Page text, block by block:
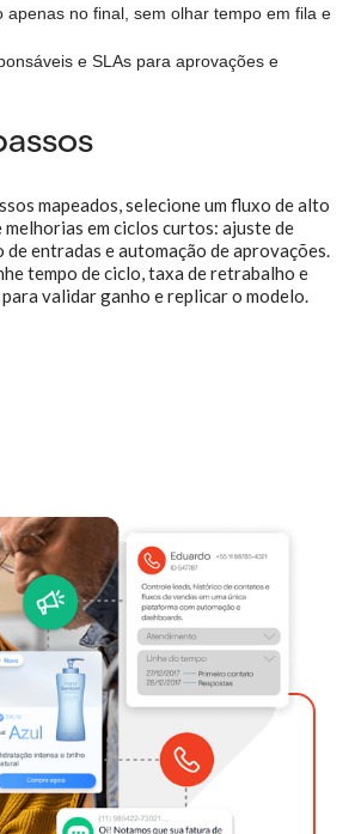
apenas no final, sem olhar tempo em fila e
e SLAs para aprovações e
mapeados, selecione um fluxo de alto
melhorias em ciclos curtos: ajuste de
entradas e automação de aprovações.
tempo de ciclo, taxa de retrabalho e
validar ganho e replicar o modelo.